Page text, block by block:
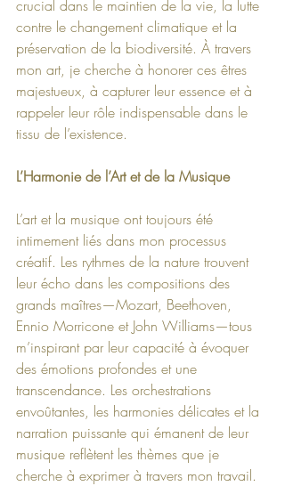
crucial dans le maintien de la vie, la lutte
contre le changement climatique et la
préservation de la biodiversité. À travers
mon art, je cherche à honorer ces êtres
majestueux, à capturer leur essence et à
rappeler leur rôle indispensable dans le
tissu de l’existence.
L’Harmonie de l’Art et de la Musique
L’art et la musique ont toujours été
intimement liés dans mon processus
créatif. Les rythmes de la nature trouvent
leur écho dans les compositions des
grands maîtres—Mozart, Beethoven,
Ennio Morricone et John Williams—tous
m’inspirant par leur capacité à évoquer
des émotions profondes et une
transcendance. Les orchestrations
envoûtantes, les harmonies délicates et la
narration puissante qui émanent de leur
musique reflètent les thèmes que je
cherche à exprimer à travers mon travail.